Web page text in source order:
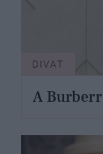
DIVAT
A